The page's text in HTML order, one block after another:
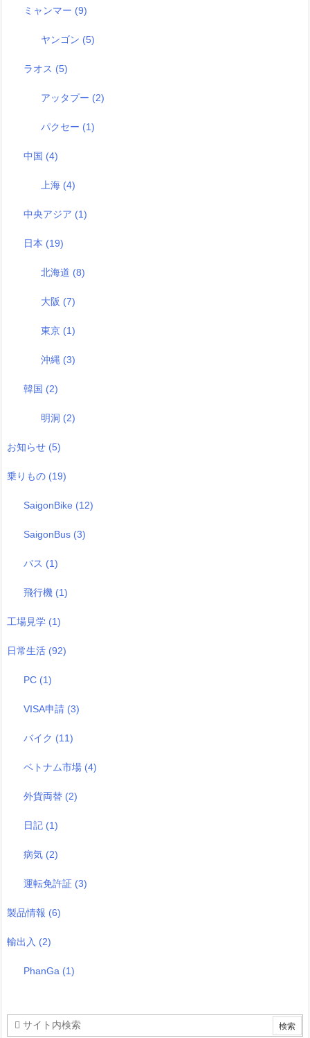
ミャンマー (9)
ヤンゴン (5)
ラオス (5)
アッタプー (2)
パクセー (1)
中国 (4)
上海 (4)
中央アジア (1)
日本 (19)
北海道 (8)
大阪 (7)
東京 (1)
沖縄 (3)
韓国 (2)
明洞 (2)
お知らせ (5)
乗りもの (19)
SaigonBike (12)
SaigonBus (3)
バス (1)
飛行機 (1)
工場見学 (1)
日常生活 (92)
PC (1)
VISA申請 (3)
バイク (11)
ベトナム市場 (4)
外貨両替 (2)
日記 (1)
病気 (2)
運転免許証 (3)
製品情報 (6)
輸出入 (2)
PhanGa (1)